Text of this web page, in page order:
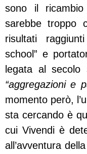
sono il
sarebbe troppo
risultati
school” e
legata al secolo
“aggregazioni e
momento però,
sta cercando è
cui Vivendi è
all’avventura